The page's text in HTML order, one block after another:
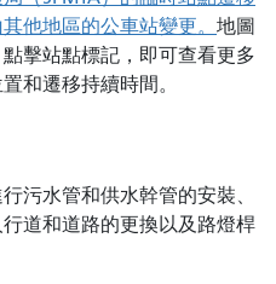
他地區的公車站變更。 地圖
擊站點標記，即可查看更多
和遷移持續時間。
污水管和供水幹管的安裝、
道和道路的更換以及路燈桿